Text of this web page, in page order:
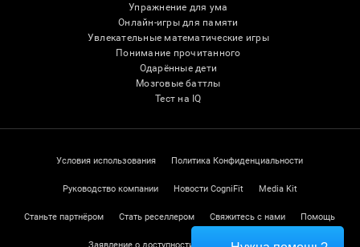
Упражнение для ума
Онлайн-игры для памяти
Увлекательные математические игры
Понимание прочитанного
Одарённые дети
Мозговые баттлы
Тест на IQ
Условия использования Политика Конфиденциальности
Руководство компании Новости CogniFit Media Kit
Станьте партнёром Стать реселлером Свяжитесь с нами Помощь